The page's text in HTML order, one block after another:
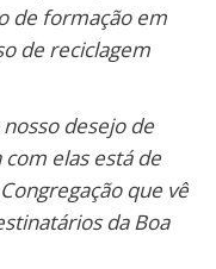
de formação em
de reciclagem
desejo de
elas está de
que vê
da Boa